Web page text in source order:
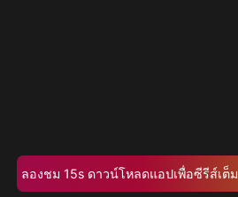
ลองชม 15s ดาวน์โหลดแอปเพื่อซีรีส์เต็ม